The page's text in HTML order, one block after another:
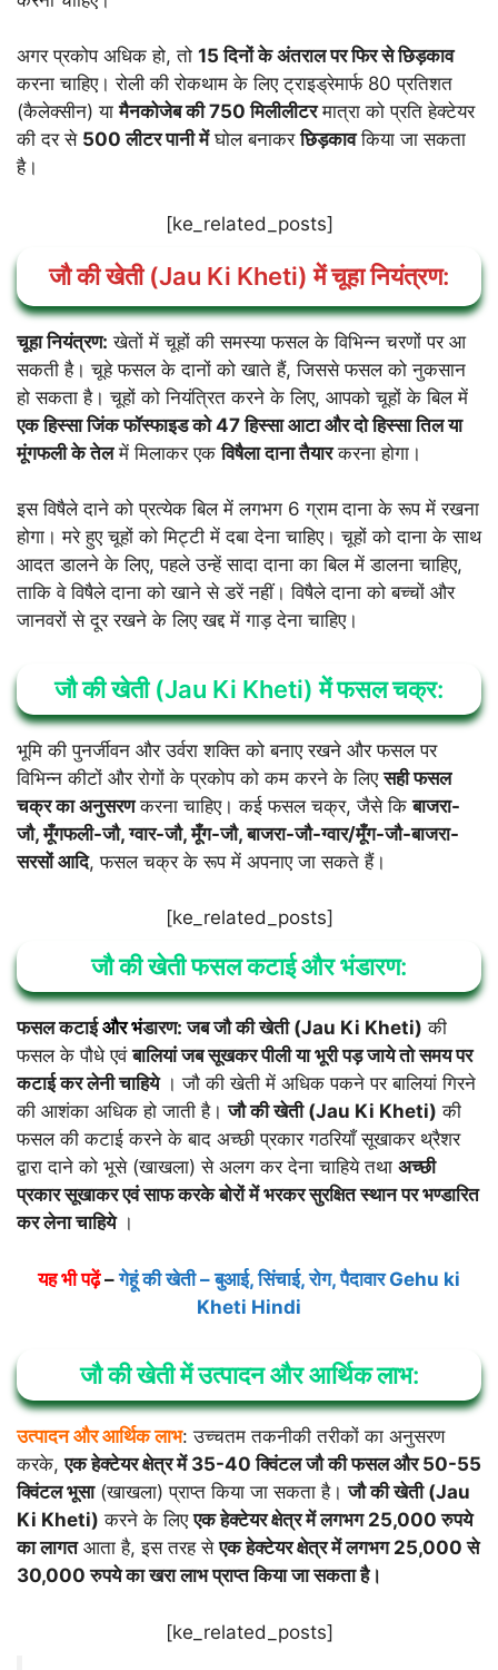
अगर प्रकोप अधिक हो, तो 15 दिनों के अंतराल पर फिर से छिड़काव
करना चाहिए। रोली की रोकथाम के लिए ट्राइड्रेमार्फ 80 प्रतिशत
(कैलेक्सीन) यामैनकोजेब की 750 मिलीलीटरमात्रा को प्रति हेक्टेयर
की दर से 500 लीटर पानी मेंघोल बनाकरछिड़कावकिया जा सकता
है।
[ke_related_posts]
जौ की खेती (Jau Ki Kheti) में चूहा नियंत्रण:
चूहा नियंत्रण: खेतों में चूहों की समस्या फसल के विभिन्न चरणों पर आ
सकती है। चूहे फसल के दानों को खाते हैं, जिससे फसल को नुकसान
हो सकता है। चूहों को नियंत्रित करने के लिए, आपको चूहों के बिल में
एक हिस्सा जिंक फॉस्फाइड को 47 हिस्सा आटा और दो हिस्सा तिल या
मूंगफली के तेलमें मिलाकर एकविषैला दाना तैयारकरना होगा।
इस विषैले दाने को प्रत्येक बिल में लगभग 6 ग्राम दाना के रूप में रखना
होगा। मरे हुए चूहों को मिट्टी में दबा देना चाहिए। चूहों को दाना के साथ
आदत डालने के लिए, पहले उन्हें सादा दाना का बिल में डालना चाहिए,
ताकि वे विषैले दाना को खाने से डरें नहीं। विषैले दाना को बच्चों और
जानवरों से दूर रखने के लिए खद्द में गाड़ देना चाहिए।
जौ की खेती (Jau Ki Kheti) में फसल चक्र:
भूमि की पुनर्जीवन और उर्वरा शक्ति को बनाए रखने और फसल पर
विभिन्न कीटों और रोगों के प्रकोप को कम करने के लिएसही फसल
चक्र का अनुसरणकरना चाहिए। कई फसल चक्र, जैसे किबाजरा-
जौ, मूँगफली-जौ, ग्वार-जौ, मूँग-जौ, बाजरा-जौ-ग्वार/मूँग-जौ-बाजरा-
सरसों आदि, फसल चक्र के रूप में अपनाए जा सकते हैं।
[ke_related_posts]
जौ की खेती फसल कटाई और भंडारण:
फसल कटाईऔर भंडारण: जब जौ की खेती (Jau Ki Kheti) की
फसल के पौधे एवंबालियां जब सूखकर पीली या भूरी पड़ जाये तो समय पर
कटाई कर लेनी चाहिये। जौ की खेती में अधिक पकने पर बालियां गिरने
की आशंका अधिक हो जाती है।जौ की खेती (Jau Ki Kheti) की
फसल की कटाई करने के बाद अच्छी प्रकार गठरियाँ सूखाकर थ्रैशर
द्वारा दाने को भूसे (खाखला) से अलग कर देना चाहिये तथा अच्छी
प्रकार सूखाकर एवं साफ करके बोरों में भरकर सुरक्षित स्थान पर भण्डारित
कर लेना चाहिये।
यह भी पढ़ें–गेहूं की खेती – बुआई, सिंचाई, रोग, पैदावार Gehu ki
Kheti Hindi
जौ की खेती में उत्पादन और आर्थिक लाभ:
उत्पादन और आर्थिक लाभ: उच्चतम तकनीकी तरीकों का अनुसरण
करके,एक हेक्टेयर क्षेत्र में 35-40 क्विंटल जौ की फसल और 50-55
क्विंटल भूसा(खाखला) प्राप्त किया जा सकता है।जौ की खेती (Jau
Ki Kheti) करने के लिएएक हेक्टेयर क्षेत्र में लगभग 25,000 रुपये
का लागतआता है, इस तरह सेएक हेक्टेयर क्षेत्र में लगभग 25,000 से
30,000 रुपये का खरा लाभ प्राप्त किया जा सकता है।
[ke_related_posts]